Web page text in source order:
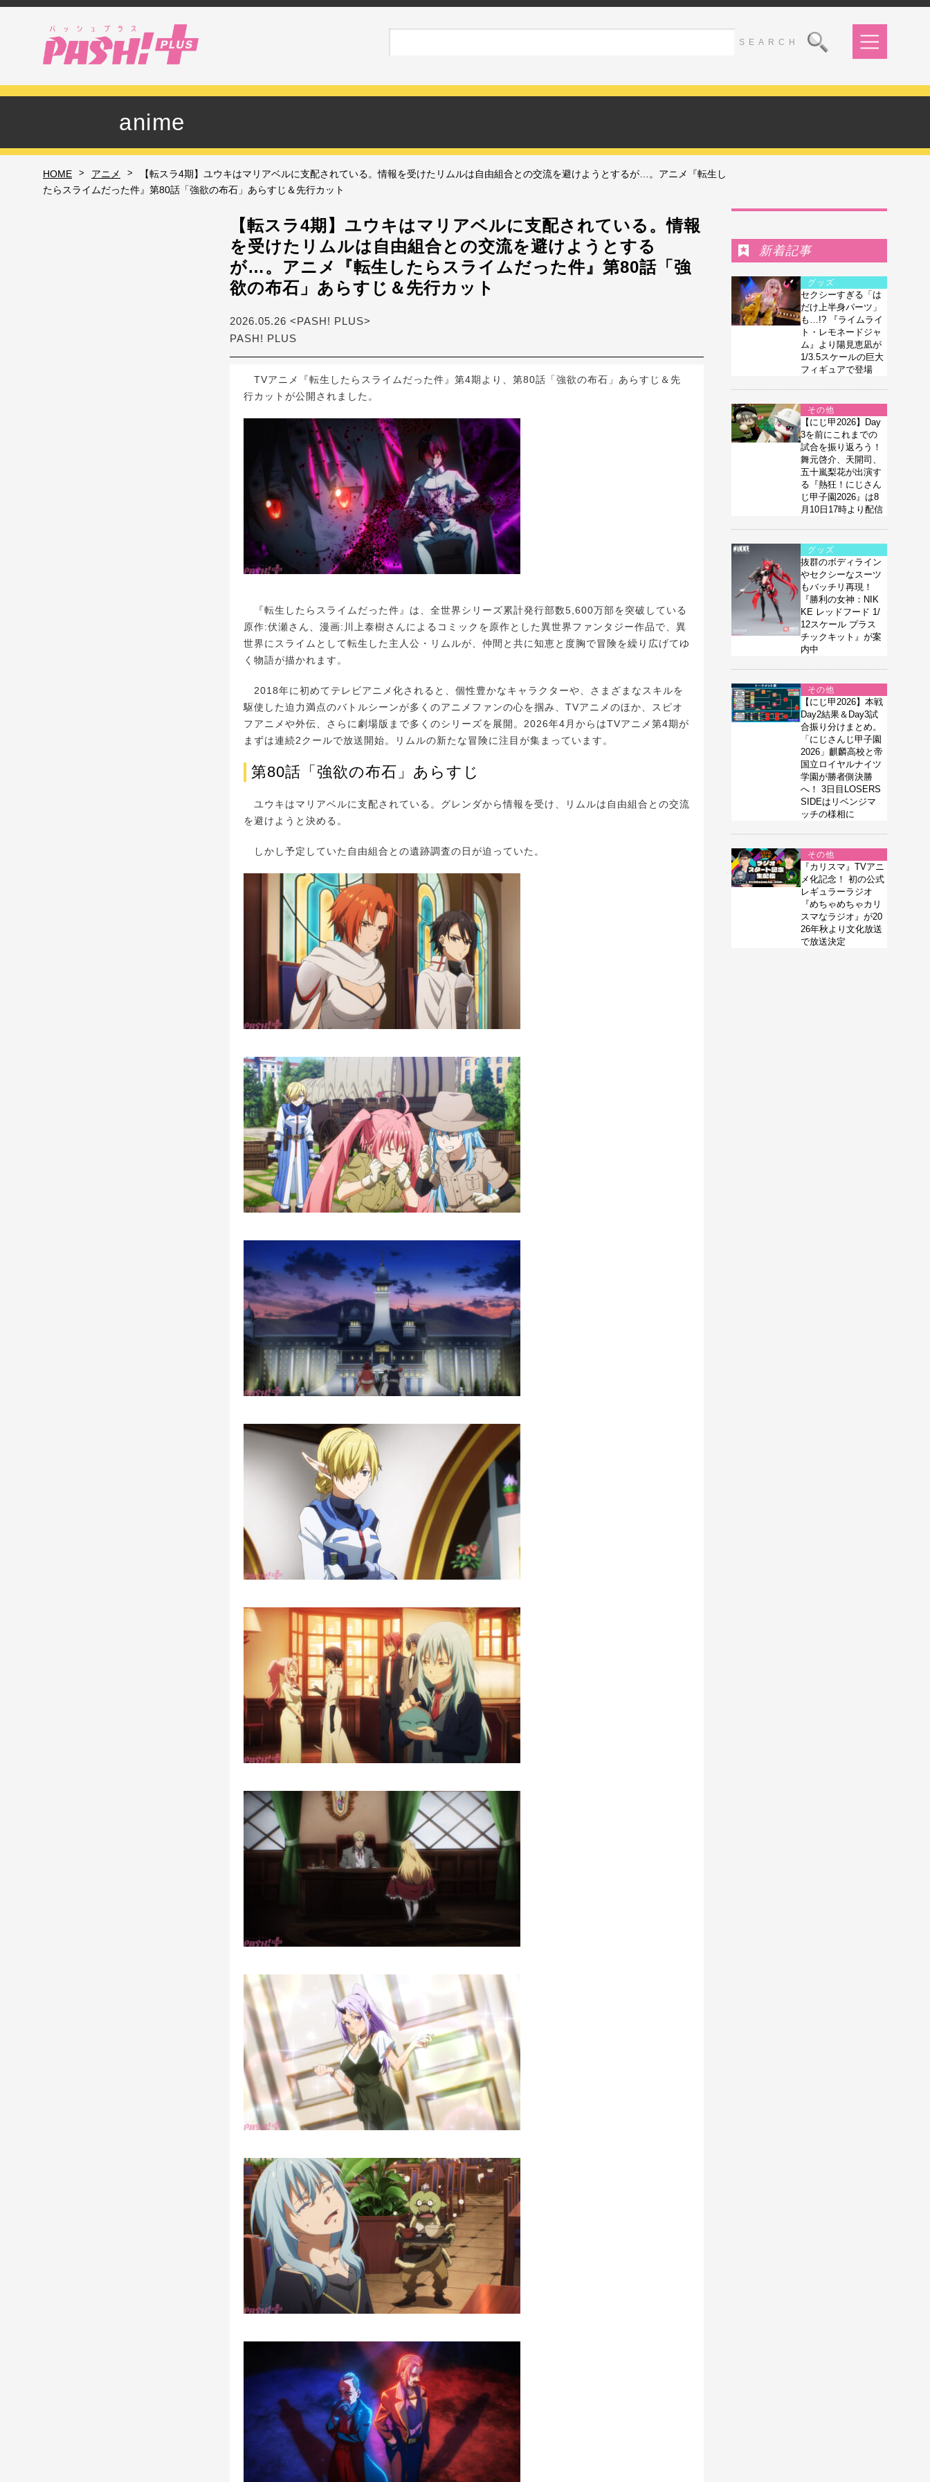
anime
HOME > アニメ >
【転スラ4期】ユウキはマリアベルに支配されている。情報を受けたリムルは自由組合との交流を避けようとするが…。アニメ『転生し
たらスライムだった件』第80話「強欲の布石」あらすじ＆先行カット
【転スラ4期】ユウキはマリアベルに支配されている。情報
を受けたリムルは自由組合との交流を避けようとする
が…。アニメ『転生したらスライムだった件』第80話「強
欲の布石」あらすじ＆先行カット
2026.05.26 <PASH! PLUS>
PASH! PLUS
TVアニメ『転生したらスライムだった件』第4期より、第80話「強欲の布石」あらすじ＆先
行カットが公開されました。
『転生したらスライムだった件』は、全世界シリーズ累計発行部数5,600万部を突破している
原作:伏瀬さん、漫画:川上泰樹さんによるコミックを原作とした異世界ファンタジー作品で、異
世界にスライムとして転生した主人公・リムルが、仲間と共に知恵と度胸で冒険を繰り広げてゆ
く物語が描かれます。
2018年に初めてテレビアニメ化されると、個性豊かなキャラクターや、さまざまなスキルを
駆使した迫力満点のバトルシーンが多くのアニメファンの心を掴み、TVアニメのほか、スピオ
フアニメや外伝、さらに劇場版まで多くのシリーズを展開。2026年4月からはTVアニメ第4期が
まずは連続2クールで放送開始。リムルの新たな冒険に注目が集まっています。
第80話「強欲の布石」あらすじ
ユウキはマリアベルに支配されている。グレンダから情報を受け、リムルは自由組合との交流
を避けようと決める。
しかし予定していた自由組合との遺跡調査の日が迫っていた。
新着記事
グッズ
セクシーすぎる「は
だけ上半身パーツ」
も…!? 『ライムライ
ト・レモネードジャ
ム』より陽見恵凪が
1/3.5スケールの巨大
フィギュアで登場
その他
【にじ甲2026】Day
3を前にこれまでの
試合を振り返ろう！
舞元啓介、天開司、
五十嵐梨花が出演す
る『熱狂！にじさん
じ甲子園2026』は8
月10日17時より配信
グッズ
抜群のボディライン
やセクシーなスーツ
もバッチリ再現！
『勝利の女神：NIK
KE レッドフード 1/
12スケール プラス
チックキット』が案
内中
その他
【にじ甲2026】本戦
Day2結果＆Day3試
合振り分けまとめ。
「にじさんじ甲子園
2026」麒麟高校と帝
国立ロイヤルナイツ
学園が勝者側決勝
へ！ 3日目LOSERS
SIDEはリベンジマ
ッチの様相に
その他
『カリスマ』TVアニ
メ化記念！ 初の公式
レギュラーラジオ
『めちゃめちゃカリ
スマなラジオ』が20
26年秋より文化放送
で放送決定